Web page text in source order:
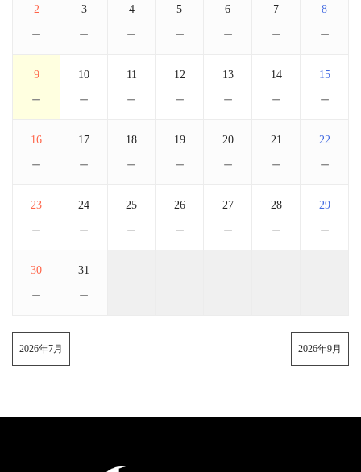
2
－
3
－
4
－
5
－
6
－
7
－
8
－
9
－
10
－
11
－
12
－
13
－
14
－
15
－
16
－
17
－
18
－
19
－
20
－
21
－
22
－
23
－
24
－
25
－
26
－
27
－
28
－
29
－
30
－
31
－
2026年7月 2026年9月